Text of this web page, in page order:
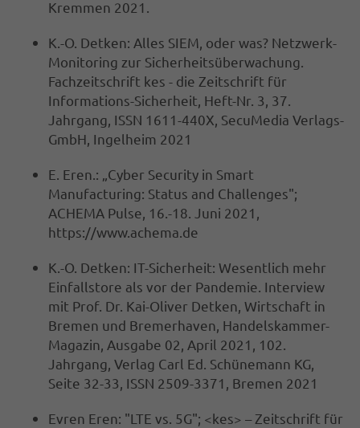
Kremmen 2021.
K.-O. Detken: Alles SIEM, oder was? Netzwerk-
Monitoring zur Sicherheitsüberwachung.
Fachzeitschrift kes - die Zeitschrift für
Informations-Sicherheit, Heft-Nr. 3, 37.
Jahrgang, ISSN 1611-440X, SecuMedia Verlags-
GmbH, Ingelheim 2021
E. Eren.: „Cyber Security in Smart
Manufacturing: Status and Challenges";
ACHEMA Pulse, 16.-18. Juni 2021,
https://www.achema.de
K.-O. Detken: IT-Sicherheit: Wesentlich mehr
Einfallstore als vor der Pandemie. Interview
mit Prof. Dr. Kai-Oliver Detken, Wirtschaft in
Bremen und Bremerhaven, Handelskammer-
Magazin, Ausgabe 02, April 2021, 102.
Jahrgang, Verlag Carl Ed. Schünemann KG,
Seite 32-33, ISSN 2509-3371, Bremen 2021
Evren Eren: "LTE vs. 5G"; <kes> – Zeitschrift für